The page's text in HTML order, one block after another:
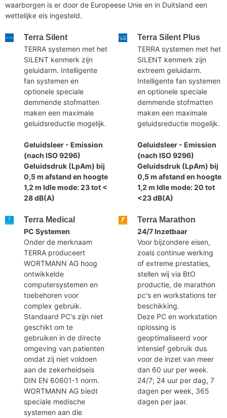
waarborgen is er door de Europeese Unie en in Duitsland een
wettelijke eis ingesteld.
Terra Silent
TERRA systemen met het
SILENT kenmerk zijn
geluidarm. Intelligente
fan systemen en
optionele speciale
demmende stofmatten
maken een maximale
geluidsreductie mogelijk.
Geluidsleer - Emission
(nach ISO 9296)
Geluidsdruk (LpAm) bij
0,5 m afstand en hoogte
1,2 m Idle mode: 23 tot <
28 dB(A)
Terra Silent Plus
TERRA systemen met het
SILENT kenmerk zijn
extreem geluidarm.
Intelligente fan systemen
en optionele speciale
demmende stofmatten
maken een maximale
geluidsreductie mogelijk.
Geluidsleer - Emission
(nach ISO 9296)
Geluidsdruk (LpAm) bij
0,5 m afstand en hoogte
1,2 m Idle mode: 20 tot
<23 dB(A)
Terra Medical
PC Systemen
Onder de merknaam
TERRA produceert
WORTMANN AG hoog
ontwikkelde
computersystemen en
toebehoren voor
complex gebruik.
Standaard PC's zijn niet
geschikt om te
gebruiken in de directe
omgeving van patienten
omdat zij niet voldoen
aan de zekerheidseis
DIN EN 60601-1 norm.
WORTMANN AG biedt
speciale medische
systemen aan die
Terra Marathon
24/7 Inzetbaar
Voor bijzondere eisen,
zoals continue werking
of extreme prestaties,
stellen wij via BtO
productie, de marathon
pc's en workstations ter
beschikking.
Deze PC en workstation
oplossing is
geoptimaliseerd voor
intensief gebruik dus
voor de inzet van meer
dan 60 uur per week.
24/7; 24 uur per dag, 7
dagen per week, 365
dagen per jaar.